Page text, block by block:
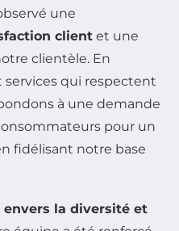
une
client et une
clientèle. En
qui respectent
à une demande
pour un
fidélisant notre base
la diversité et